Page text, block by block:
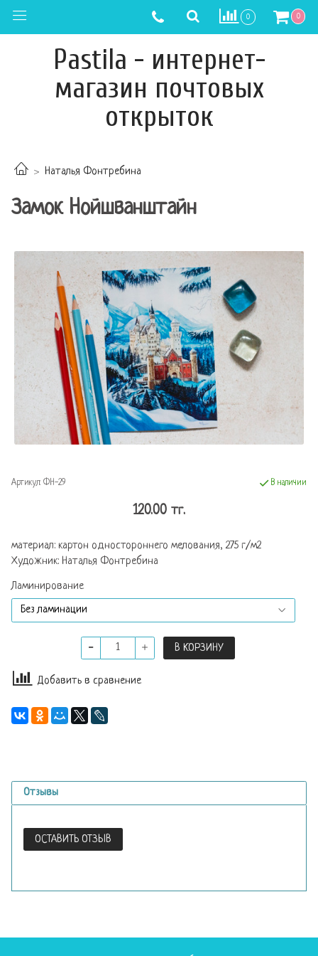
0 0
Pastila - интернет-
магазин почтовых
открыток
Наталья Фонтребина
Замок Нойшванштайн
Артикул: ФН-29 В наличии
120.00 тг.
материал: картон одностороннего мелования, 275 г/м2
Художник: Наталья Фонтребина
Ламинирование
В КОРЗИНУ
Добавить в сравнение
Отзывы
ОСТАВИТЬ ОТЗЫВ